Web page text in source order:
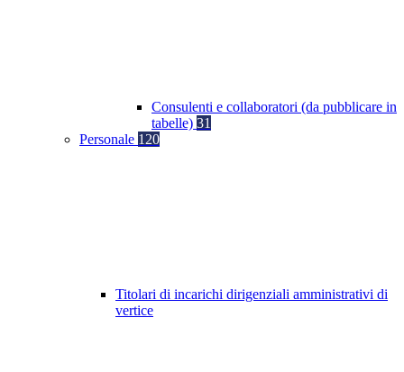
Consulenti e collaboratori (da pubblicare in
tabelle) 31
Personale 120
Titolari di incarichi dirigenziali amministrativi di
vertice